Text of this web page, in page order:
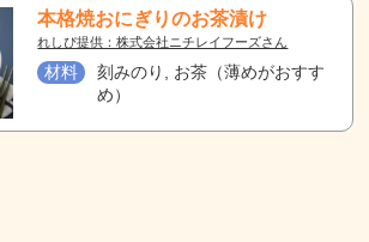
本格焼おにぎりのお茶漬け
れしぴ提供：株式会社ニチレイフーズさん
材料
刻みのり, お茶（薄めがおすす
め）